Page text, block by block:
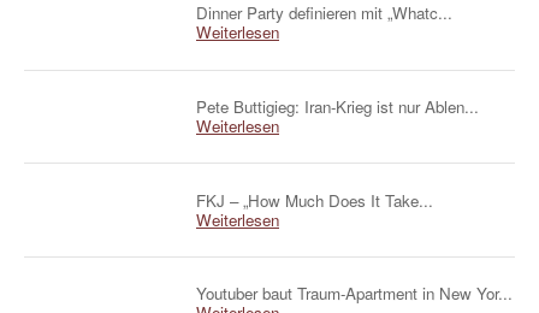
Dinner Party definieren mit „Whatc...
Weiterlesen
Pete Buttigieg: Iran-Krieg ist nur Ablen...
Weiterlesen
FKJ – „How Much Does It Take...
Weiterlesen
Youtuber baut Traum-Apartment in New Yor...